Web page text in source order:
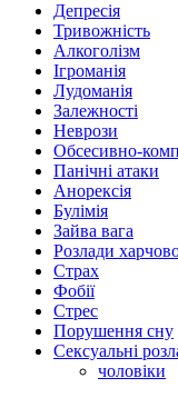
Депресія
Тривожність
Алкоголізм
Ігроманія
Лудоманія
Залежності
Неврози
Обсесивно-
Панічні атаки
Анорексія
Булімія
Зайва вага
Розлади
Страх
Фобії
Стрес
Порушення сну
Сексуальні
чоловіки